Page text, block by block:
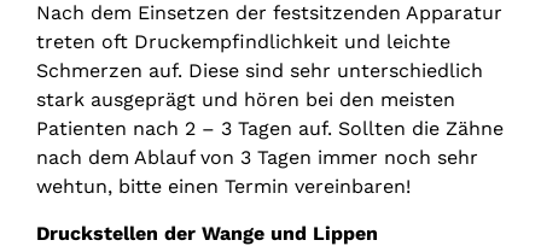
Nach dem Einsetzen der festsitzenden Apparatur
treten oft Druckempfindlichkeit und leichte
Schmerzen auf. Diese sind sehr unterschiedlich
stark ausgeprägt und hören bei den meisten
Patienten nach 2 – 3 Tagen auf. Sollten die Zähne
nach dem Ablauf von 3 Tagen immer noch sehr
wehtun, bitte einen Termin vereinbaren!
Druckstellen der Wange und Lippen